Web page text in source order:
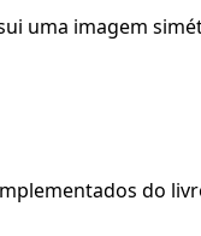
uma imagem
do